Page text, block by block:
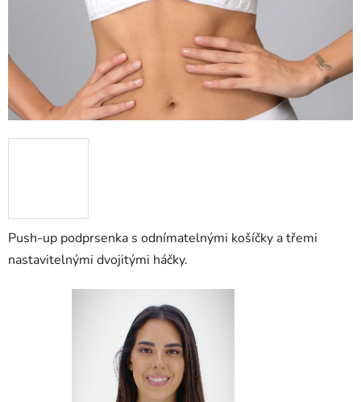
Push-up podprsenka s odnímatelnými košíčky a třemi
nastavitelnými dvojitými háčky.